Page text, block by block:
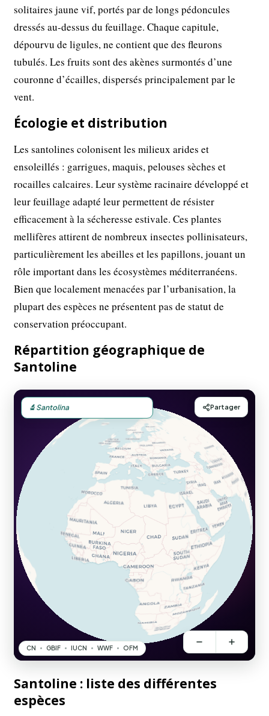
solitaires jaune vif, portés par de longs pédoncules
dressés au-dessus du feuillage. Chaque capitule,
dépourvu de ligules, ne contient que des fleurons
tubulés. Les fruits sont des akènes surmontés d’une
couronne d’écailles, dispersés principalement par le
vent.
Écologie et distribution
Les santolines colonisent les milieux arides et
ensoleillés : garrigues, maquis, pelouses sèches et
rocailles calcaires. Leur système racinaire développé et
leur feuillage adapté leur permettent de résister
efficacement à la sécheresse estivale. Ces plantes
mellifères attirent de nombreux insectes pollinisateurs,
particulièrement les abeilles et les papillons, jouant un
rôle important dans les écosystèmes méditerranéens.
Bien que localement menacées par l’urbanisation, la
plupart des espèces ne présentent pas de statut de
conservation préoccupant.
Répartition géographique de
Santoline
Santoline : liste des différentes
espèces